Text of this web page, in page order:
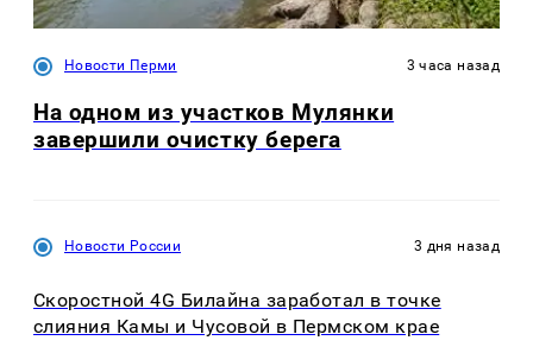
Новости Перми 3 часа назад
На одном из участков Мулянки
завершили очистку берега
Новости России 3 дня назад
Скоростной 4G Билайна заработал в точке
слияния Камы и Чусовой в Пермском крае